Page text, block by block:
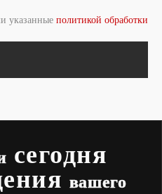
указанные политикой обработки
сегодня
вашего